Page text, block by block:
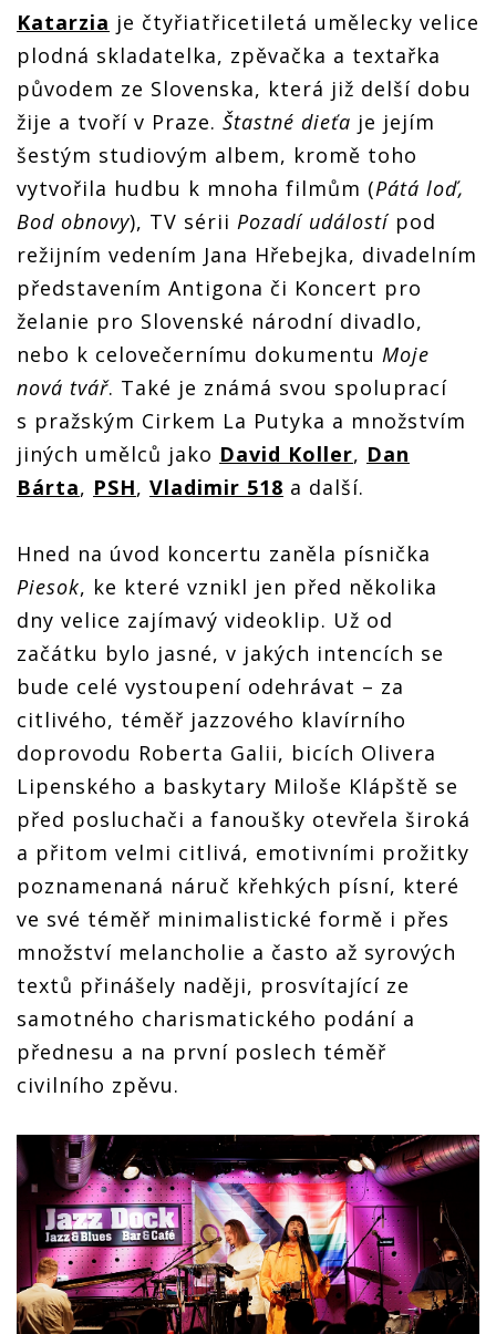
zazpívala
emotivní
písně
melancholie
zazpívala
emotivní
písně
melancholie
zazpívala
emotivní
písně
plné
melancholie
album
Šťastné
dieťa,
fanouškům
emotivní
písně
plné
melancholie
Katarzia je čtyřiatřicetiletá umělecky velice
plodná skladatelka, zpěvačka a textařka
původem ze Slovenska, která již delší dobu
žije a tvoří v Praze. Štastné dieťa je jejím
šestým studiovým albem, kromě toho
vytvořila hudbu k mnoha filmům (Pátá loď,
Bod obnovy), TV sérii Pozadí událostípod
režijním vedením Jana Hřebejka, divadelním
představením Antigona či Koncert pro
želanie pro Slovenské národní divadlo,
nebo k celovečernímu dokumentu Moje
nová tvář. Také je známá svou spoluprací
s pražským Cirkem La Putyka a množstvím
jiných umělců jako David Koller, Dan
Bárta, PSH, Vladimir 518 a další.
Hned na úvod koncertu zaněla písnička
Piesok, ke které vznikl jen před několika
dny velice zajímavý videoklip. Už od
začátku bylo jasné, v jakých intencích se
bude celé vystoupení odehrávat – za
citlivého, téměř jazzového klavírního
doprovodu Roberta Galii, bicích Olivera
Lipenského a baskytary Miloše Klápště se
před posluchači a fanoušky otevřela široká
a přitom velmi citlivá, emotivními prožitky
poznamenaná náruč křehkých písní, které
ve své téměř minimalistické formě i přes
množství melancholie a často až syrových
textů přinášely naději, prosvítající ze
samotného charismatického podání a
přednesu a na první poslech téměř
civilního zpěvu.